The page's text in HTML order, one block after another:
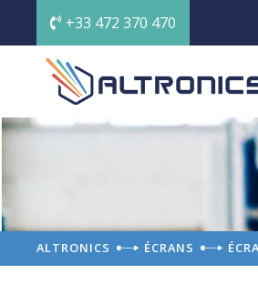
+33 472 370 470
ALTRONICS ÉCRANS